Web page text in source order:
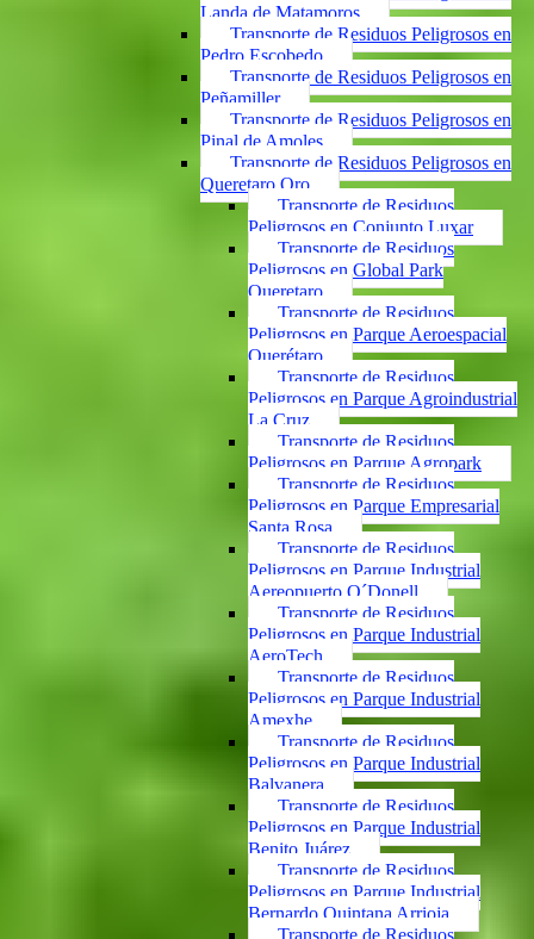
Landa de Matamoros
Transporte de Residuos Peligrosos en
Pedro Escobedo
Transporte de Residuos Peligrosos en
Peñamiller
Transporte de Residuos Peligrosos en
Pinal de Amoles
Transporte de Residuos Peligrosos en
Queretaro Qro
Transporte de Residuos
Peligrosos en Conjunto Luxar
Transporte de Residuos
Peligrosos en Global Park
Queretaro
Transporte de Residuos
Peligrosos en Parque Aeroespacial
Querétaro
Transporte de Residuos
Peligrosos en Parque Agroindustrial
La Cruz
Transporte de Residuos
Peligrosos en Parque Agropark
Transporte de Residuos
Peligrosos en Parque Empresarial
Santa Rosa
Transporte de Residuos
Peligrosos en Parque Industrial
Aereopuerto O´Donell
Transporte de Residuos
Peligrosos en Parque Industrial
AeroTech
Transporte de Residuos
Peligrosos en Parque Industrial
Amexhe
Transporte de Residuos
Peligrosos en Parque Industrial
Balvanera
Transporte de Residuos
Peligrosos en Parque Industrial
Benito Juárez
Transporte de Residuos
Peligrosos en Parque Industrial
Bernardo Quintana Arrioja
Transporte de Residuos